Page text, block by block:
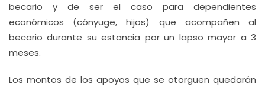
becario y de ser el caso para dependientes
económicos (cónyuge, hijos) que acompañen al
becario durante su estancia por un lapso mayor a 3
meses.
Los montos de los apoyos que se otorguen quedarán